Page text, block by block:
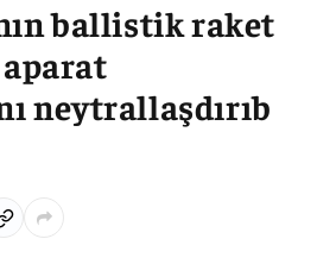
ballistik raket
neytrallaşdırıb